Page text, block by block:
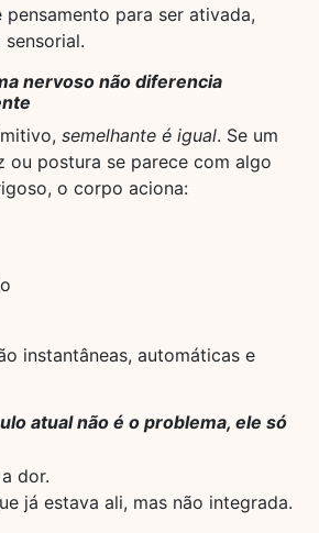
pensamento para ser ativada,
nervoso não diferencia
semelhante é igual. Se um
ou postura se parece com algo
o corpo aciona:
instantâneas, automáticas e
atual não é o problema, ele só
dor.
já estava ali, mas não integrada.